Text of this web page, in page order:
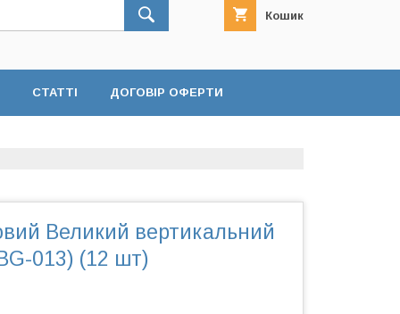
Кошик
СТАТТІ ДОГОВІР ОФЕРТИ
Великий вертикальний
013) (12 шт)